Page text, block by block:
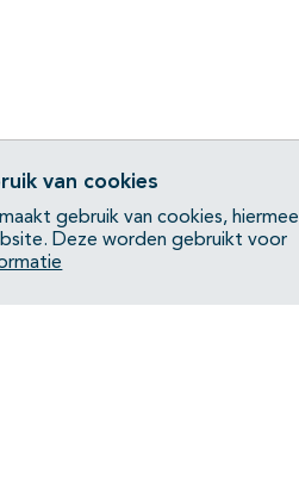
van cookies
gebruik van cookies, hiermee
Deze worden gebruikt voor